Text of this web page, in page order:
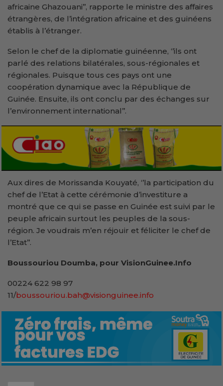
africaine Ghazouani’’, rapporte le ministre des affaires
étrangères, de l’intégration africaine et des guinéens
établis à l’étranger.
Selon le chef de la diplomatie guinéenne, ‘’ils ont
parlé des relations bilatérales, sous-régionales et
régionales. Puisque tous ces pays ont une
coopération dynamique avec la République de
Guinée. Ensuite, ils ont conclu par des échanges sur
l’environnement international’’.
Aux dires de Morissanda Kouyaté, ‘’la participation du
chef de l’Etat à cette cérémonie d’investiture a
montré que ce qui se passe en Guinée est suivi par le
peuple africain surtout les peuples de la sous-
région. Je voudrais m’en réjouir et féliciter le chef de
l’Etat’’.
Boussouriou Doumba, pour VisionGuinee.Info
00224 622 98 97
11/boussouriou.bah@visionguinee.info